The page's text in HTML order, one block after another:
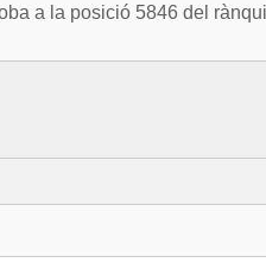
a la posició 5846 del